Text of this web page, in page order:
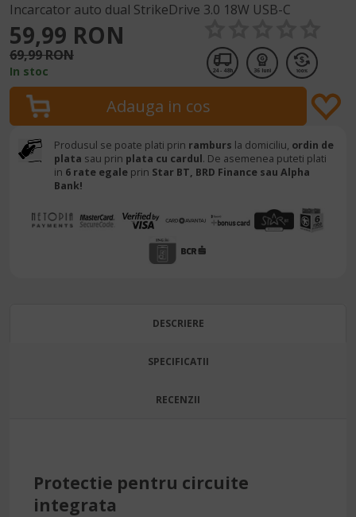
Incarcator auto dual StrikeDrive 3.0 18W USB-C
59,99 RON
69,99 RON
In stoc 24 - 48h 36 luni
Produsul se poate plati prin ramburs la domiciliu, ordin de
plata sau prin plata cu cardul. De asemenea puteti plati
in 6 rate egale prin Star BT, BRD Finance sau Alpha
Bank!
DESCRIERE
SPECIFICATII
RECENZII
Protectie pentru circuite
integrata